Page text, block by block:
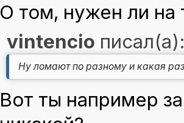
О том, нужен ли на
vintencio
Ну ломают по разному и какая
Вот ты например